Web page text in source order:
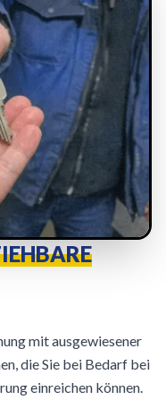
mit ausgewiesener
die Sie bei Bedarf bei
einreichen können.